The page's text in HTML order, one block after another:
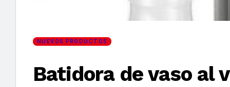
Encuentra tu noticia
NUEVOS PRODUCTOS
Batidora de vaso al